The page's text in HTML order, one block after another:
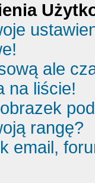
ale
na liście!
rangę?
email,